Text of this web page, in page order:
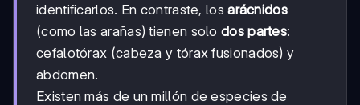
identificarlos. En contraste, losarácnidos
(como las arañas) tienen solodos partes:
cefalotórax (cabeza y tórax fusionados) y
abdomen.
Existen más de un millón de especies de